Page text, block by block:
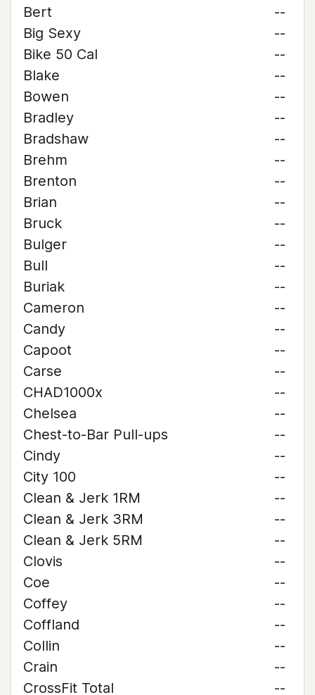
Bert
--
Big Sexy
--
Bike 50 Cal
--
Blake
--
Bowen
--
Bradley
--
Bradshaw
--
Brehm
--
Brenton
--
Brian
--
Bruck
--
Bulger
--
Bull
--
Buriak
--
Cameron
--
Candy
--
Capoot
--
Carse
--
CHAD1000x
--
Chelsea
--
Chest-to-Bar Pull-ups
--
Cindy
--
City 100
--
Clean & Jerk 1RM
--
Clean & Jerk 3RM
--
Clean & Jerk 5RM
--
Clovis
--
Coe
--
Coffey
--
Coffland
--
Collin
--
Crain
--
CrossFit Total
--